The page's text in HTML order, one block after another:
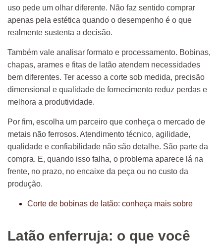
uso pede um olhar diferente. Não faz sentido comprar
apenas pela estética quando o desempenho é o que
realmente sustenta a decisão.
Também vale analisar formato e processamento. Bobinas,
chapas, arames e fitas de latão atendem necessidades
bem diferentes. Ter acesso a corte sob medida, precisão
dimensional e qualidade de fornecimento reduz perdas e
melhora a produtividade.
Por fim, escolha um parceiro que conheça o mercado de
metais não ferrosos. Atendimento técnico, agilidade,
qualidade e confiabilidade não são detalhe. São parte da
compra. E, quando isso falha, o problema aparece lá na
frente, no prazo, no encaixe da peça ou no custo da
produção.
Corte de bobinas de latão: conheça mais sobre
Latão enferruja: o que você